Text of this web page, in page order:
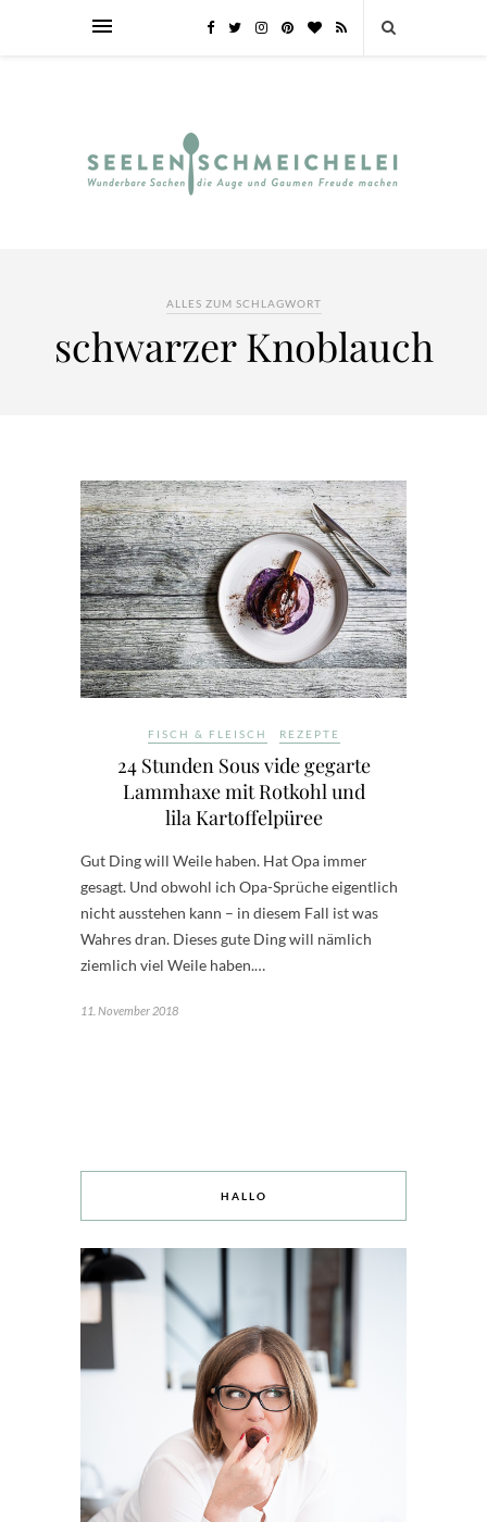
ALLES ZUM SCHLAGWORT
schwarzer Knoblauch
FISCH & FLEISCH REZEPTE
24 Stunden Sous vide gegarte
Lammhaxe mit Rotkohl und
lila Kartoffelpüree
Gut Ding will Weile haben. Hat Opa immer
gesagt. Und obwohl ich Opa-Sprüche eigentlich
nicht ausstehen kann – in diesem Fall ist was
Wahres dran. Dieses gute Ding will nämlich
ziemlich viel Weile haben.…
11. November 2018
HALLO